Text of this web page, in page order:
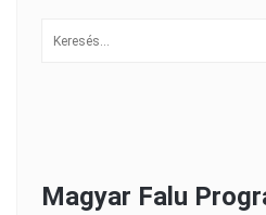
Magyar Falu